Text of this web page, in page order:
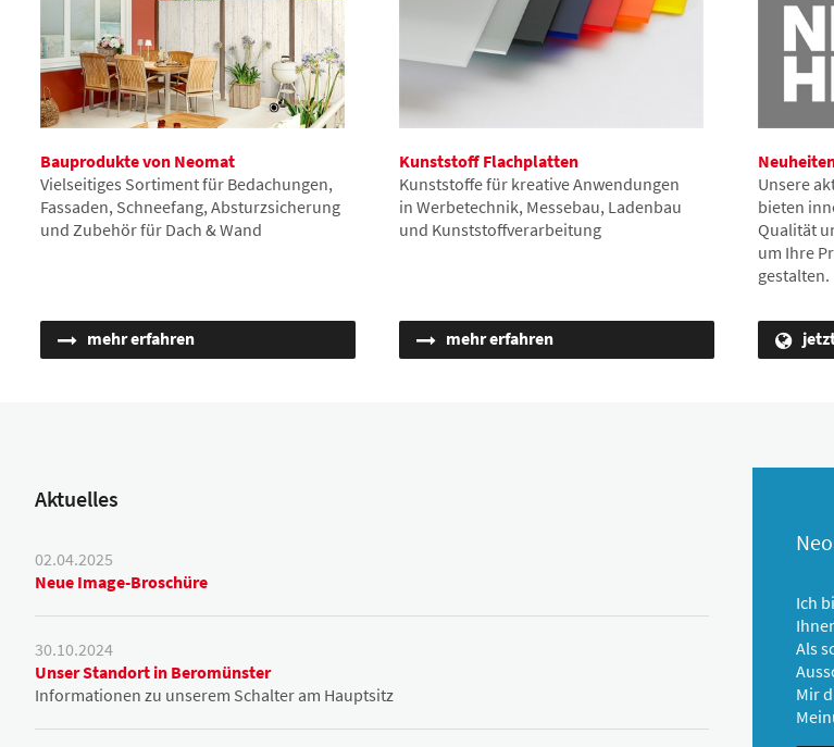
Bauprodukte von Neomat
Vielseitiges Sortiment für Bedachungen,
Fassaden, Schneefang, Absturzsicherung
und Zubehör für Dach & Wand
mehr erfahren
Kunststoff Flachplatten
Kunststoffe für kreative Anwendungen
in Werbetechnik, Messebau, Ladenbau
und Kunststoffverarbeitung
mehr erfahren
Unsere
bieten
Qualität
um Ihre
gestalten.
Aktuelles
02.04.2025
Neue Image-Broschüre
30.10.2024
Unser Standort in Beromünster
Informationen zu unserem Schalter am Hauptsitz
Ich
Als
Mir